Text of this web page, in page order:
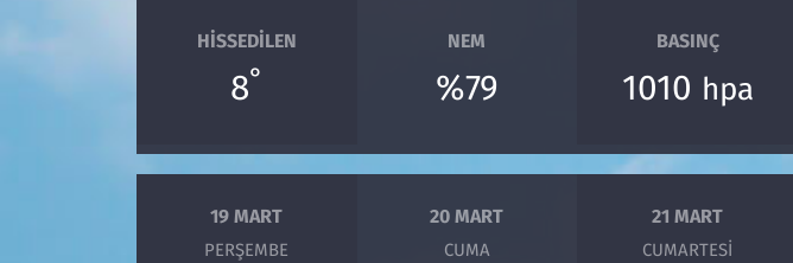
HISSEDILEN
8°
NEM
%79
BASINÇ
1010 hpa
19 MART
PERŞEMBE
20 MART
CUMA
21 MART
CUMARTESI